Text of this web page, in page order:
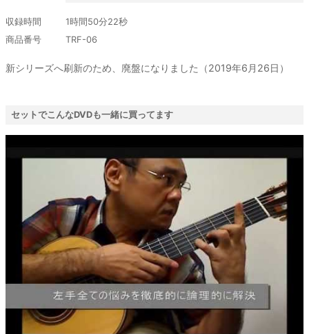
収録時間
1時間50分22秒
商品番号
TRF-06
新シリーズへ刷新のため、廃盤になりました（2019年6月26日）
セットでこんなDVDも一緒に買ってます